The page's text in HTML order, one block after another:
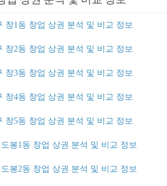
창1동 창업 상권 분석 및 비교 정보
창2동 창업 상권 분석 및 비교 정보
창3동 창업 상권 분석 및 비교 정보
창4동 창업 상권 분석 및 비교 정보
창5동 창업 상권 분석 및 비교 정보
봉1동 창업 상권 분석 및 비교 정보
봉2동 창업 상권 분석 및 비교 정보